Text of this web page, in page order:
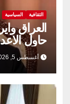
الثقافية السياسية
العراق
حاول
أغسطس 5, 2026